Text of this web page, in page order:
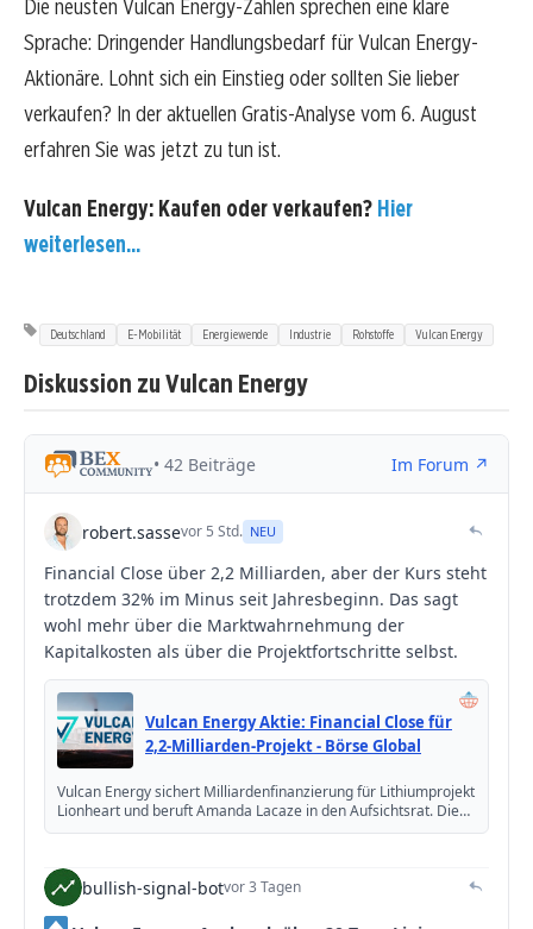
Die neusten Vulcan Energy-Zahlen sprechen eine klare
Sprache: Dringender Handlungsbedarf für Vulcan Energy-
Aktionäre. Lohnt sich ein Einstieg oder sollten Sie lieber
verkaufen? In der aktuellen Gratis-Analyse vom 6. August
erfahren Sie was jetzt zu tun ist.
Vulcan Energy: Kaufen oder verkaufen? Hier
weiterlesen...
Deutschland E-Mobilität Energiewende Industrie Rohstoffe Vulcan Energy
Diskussion zu Vulcan Energy